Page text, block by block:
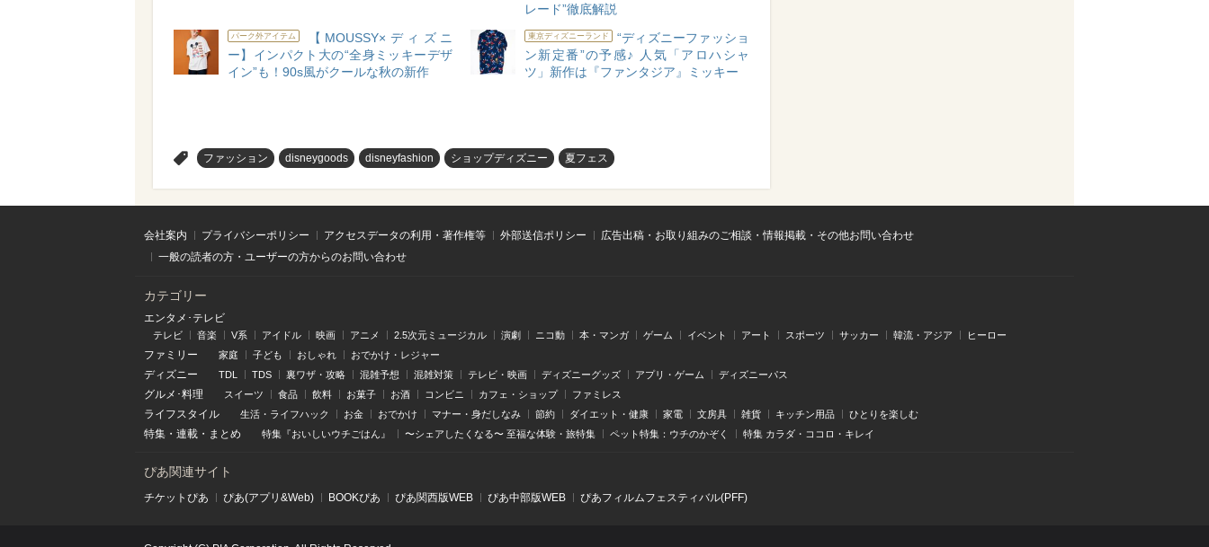
レード”徹底解説
パーク外アイテム
【MOUSSY×ディズニ
ー】インパクト大の“全身ミッキーデザ
イン”も！90s風がクールな秋の新作
東京ディズニーランド
“ディズニーファッショ
ン新定番”の予感♪ 人気「アロハシャ
ツ」新作は『ファンタジア』ミッキー
ファッション disneygoods disneyfashion ショップディズニー 夏フェス
会社案内 プライバシーポリシー アクセスデータの利用・著作権等 外部送信ポリシー
広告出稿・お取り組みのご相談・情報掲載・その他お問い合わせ
一般の読者の方・ユーザーの方からのお問い合わせ
カテゴリー
エンタメ･テレビ
テレビ 音楽 V系 アイドル 映画 アニメ 2.5次元ミュージカル 演劇 ニコ動 本・マンガ ゲーム イベント アート スポーツ サッカー 韓流・アジア ヒーロー
ファミリー 家庭 子ども おしゃれ おでかけ・レジャー
ディズニー TDL TDS 裏ワザ・攻略 混雑予想 混雑対策 テレビ・映画 ディズニーグッズ アプリ・ゲーム ディズニーパス
グルメ･料理 スイーツ 食品 飲料 お菓子 お酒 コンビニ カフェ・ショップ ファミレス
ライフスタイル 生活・ライフハック お金 おでかけ マナー・身だしなみ 節約 ダイエット・健康 家電 文房具 雑貨 キッチン用品 ひとりを楽しむ
特集 ・ 連載 ・ まとめ 特集『おいしいウチごはん』 〜シェアしたくなる〜 至福な体験・旅特集 ペット特集：ウチのかぞく 特集 カラダ・ココロ・キレイ
ぴあ関連サイト
チケットぴあ ぴあ(アプリ&Web) BOOKぴあ ぴあ関⻄版WEB ぴあ中部版WEB ぴあフィルムフェスティバル(PFF)